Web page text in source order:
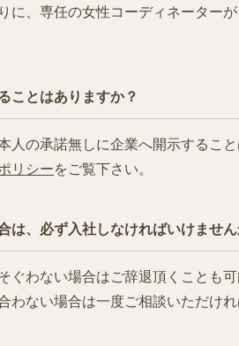
に、専任の女性コーディネーター
ことはありますか？
の承諾無しに企業へ開示すること
リシーをご覧下さい。
は、必ず入社しなければいけません
ぐわない場合はご辞退頂くことも
ない場合は一度ご相談いただけれ